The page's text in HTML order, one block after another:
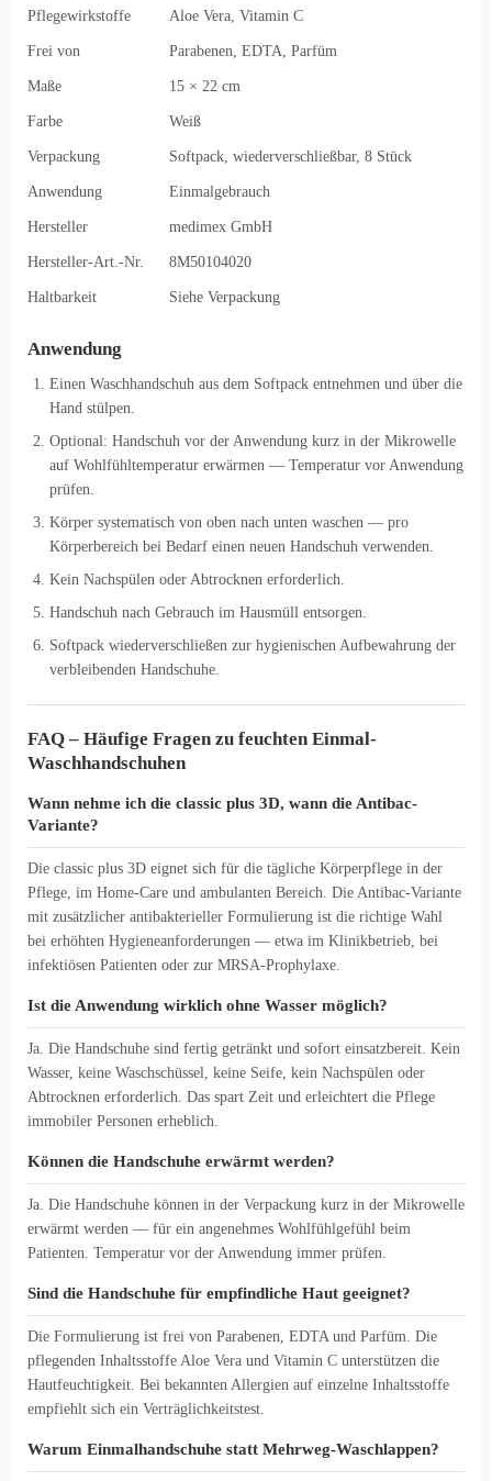
Pflegewirkstoffe Aloe Vera, Vitamin C
Frei von Parabenen, EDTA, Parfüm
Maße 15 × 22 cm
Farbe Weiß
Verpackung Softpack, wiederverschließbar, 8 Stück
Anwendung Einmalgebrauch
Hersteller medimex GmbH
Hersteller-Art.-Nr. 8M50104020
Haltbarkeit Siehe Verpackung
Anwendung
Einen Waschhandschuh aus dem Softpack entnehmen und über die
Hand stülpen.
Optional: Handschuh vor der Anwendung kurz in der Mikrowelle
auf Wohlfühltemperatur erwärmen — Temperatur vor Anwendung
prüfen.
Körper systematisch von oben nach unten waschen — pro
Körperbereich bei Bedarf einen neuen Handschuh verwenden.
Kein Nachspülen oder Abtrocknen erforderlich.
Handschuh nach Gebrauch im Hausmüll entsorgen.
Softpack wiederverschließen zur hygienischen Aufbewahrung der
verbleibenden Handschuhe.
FAQ – Häufige Fragen zu feuchten Einmal-
Waschhandschuhen
Wann nehme ich die classic plus 3D, wann die Antibac-
Variante?
Die classic plus 3D eignet sich für die tägliche Körperpflege in der
Pflege, im Home-Care und ambulanten Bereich. Die Antibac-Variante
mit zusätzlicher antibakterieller Formulierung ist die richtige Wahl
bei erhöhten Hygieneanforderungen — etwa im Klinikbetrieb, bei
infektiösen Patienten oder zur MRSA-Prophylaxe.
Ist die Anwendung wirklich ohne Wasser möglich?
Ja. Die Handschuhe sind fertig getränkt und sofort einsatzbereit. Kein
Wasser, keine Waschschüssel, keine Seife, kein Nachspülen oder
Abtrocknen erforderlich. Das spart Zeit und erleichtert die Pflege
immobiler Personen erheblich.
Können die Handschuhe erwärmt werden?
Ja. Die Handschuhe können in der Verpackung kurz in der Mikrowelle
erwärmt werden — für ein angenehmes Wohlfühlgefühl beim
Patienten. Temperatur vor der Anwendung immer prüfen.
Sind die Handschuhe für empfindliche Haut geeignet?
Die Formulierung ist frei von Parabenen, EDTA und Parfüm. Die
pflegenden Inhaltsstoffe Aloe Vera und Vitamin C unterstützen die
Hautfeuchtigkeit. Bei bekannten Allergien auf einzelne Inhaltsstoffe
empfiehlt sich ein Verträglichkeitstest.
Warum Einmalhandschuhe statt Mehrweg-Waschlappen?